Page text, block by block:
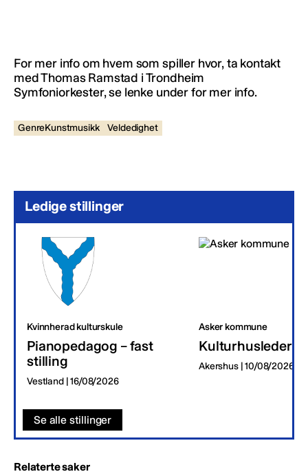
For mer info om hvem som spiller hvor, ta kontakt
med Thomas Ramstad i Trondheim
Symfoniorkester, se lenke under for mer info.
GenreKunstmusikk Veldedighet
Ledige stillinger
Kvinnherad kulturskule
Pianopedagog – fast
stilling
Vestland | 16/08/2026
Asker kommune
Kulturhusleder
Akershus | 10/08/2026
Se alle stillinger
Relaterte saker